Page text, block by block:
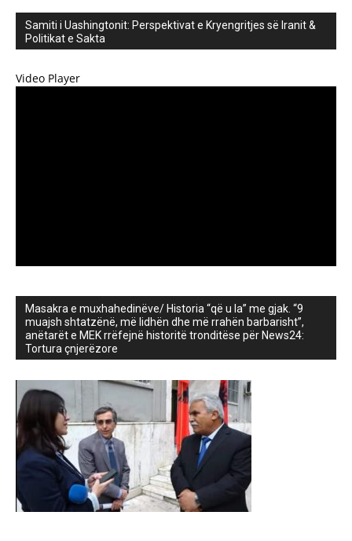
Samiti i Uashingtonit: Perspektivat e Kryengritjes së Iranit &
Politikat e Sakta
Video Player
Masakra e muxhahedinëve/ Historia “që u la” me gjak. “9
muajsh shtatzënë, më lidhën dhe më rrahën barbarisht”,
anëtarët e MEK rrëfejnë historitë tronditëse për News24:
Tortura çnjerëzore